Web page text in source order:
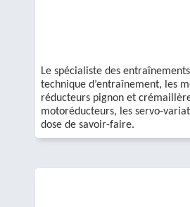
Le spécialiste des
technique d’entraînement, les
réducteurs pignon et
motoréducteurs, les servo-
dose de savoir-faire.